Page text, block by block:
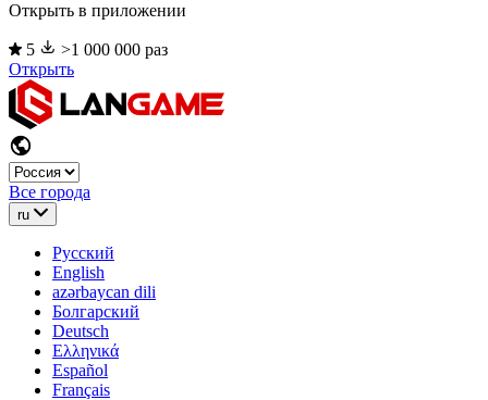
Открыть в приложении
5
>1 000 000 раз
Открыть
Все города
ru
Русский
English
azərbaycan dili
Болгарский
Deutsch
Ελληνικά
Español
Français